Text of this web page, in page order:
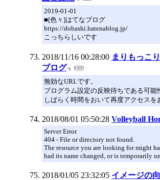
2019-01-01
■[色々]はてなブログ
https://dobashi.hatenablog.jp/
こっちらしいです
2018/11/16 00:28:00 まりもっこ
ブログ
無効なURLです。
プログラム設定の反映待ちである可能
しばらく時間をおいて再度アクセスを
2018/08/01 05:50:28 Volleyball
Server Error
404 - File or directory not found.
The resource you are looking for might
had its name changed, or is temporarily
2018/01/05 23:32:05 イメージの